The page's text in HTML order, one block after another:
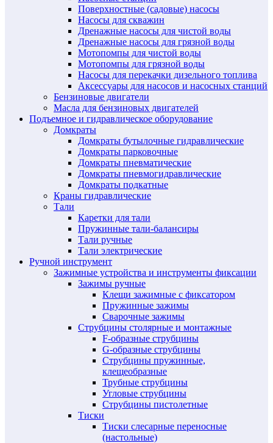
Поверхностные (садовые) насосы
Насосы для скважин
Дренажные насосы для чистой воды
Дренажные насосы для грязной воды
Мотопомпы для чистой воды
Мотопомпы для грязной воды
Насосы для перекачки дизельного топлива
Аксессуары для насосов и насосных станций
Бензиновые двигатели
Масла для бензиновых двигателей
Подъемное и гидравлическое оборудование
Домкраты
Домкраты бутылочные гидравлические
Домкраты парковочные
Домкраты пневматические
Домкраты пневмогидравлические
Домкраты подкатные
Краны гидравлические
Тали
Каретки для тали
Пружинные тали-балансиры
Тали ручные
Тали электрические
Ручной инструмент
Зажимные устройства и инструменты фиксации
Зажимы ручные
Клещи зажимные с фиксатором
Пружинные зажимы
Сварочные зажимы
Струбцины столярные и монтажные
F-образные струбцины
G-образные струбцины
Струбцины пружинные,
клещеобразные
Трубные струбцины
Угловые струбцины
Струбцины пистолетные
Тиски
Тиски слесарные переносные
(настольные)